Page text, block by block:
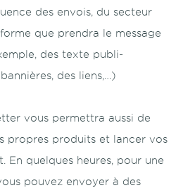
des envois, du secteur
que prendra le message
des texte publi-
des liens,…)
vous permettra aussi de
propres produits et lancer vos
En quelques heures, pour une
pouvez envoyer à des